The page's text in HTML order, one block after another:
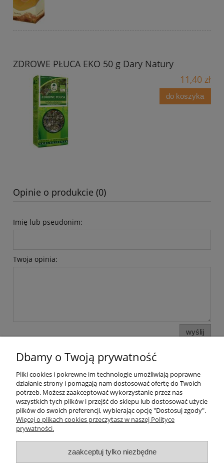
ZDROWE PŁUCA EKO 50 g Dary Natury
11,40 zł
do koszyka
Opinie o produkcie (0)
Imię lub pseudonim:
Twoja opinia:
wyślij
Pomoc
Moje konto
Informacje
Dbamy o Twoją prywatność
Pliki cookies i pokrewne im technologie umożliwiają poprawne
działanie strony i pomagają nam dostosować ofertę do Twoich
potrzeb. Możesz zaakceptować wykorzystanie przez nas
wszystkich tych plików i przejść do sklepu lub dostosować użycie
plików do swoich preferencji, wybierając opcję "Dostosuj zgody".
Więcej o plikach cookies przeczytasz w naszej Polityce
prywatności.
zaakceptuj tylko niezbędne